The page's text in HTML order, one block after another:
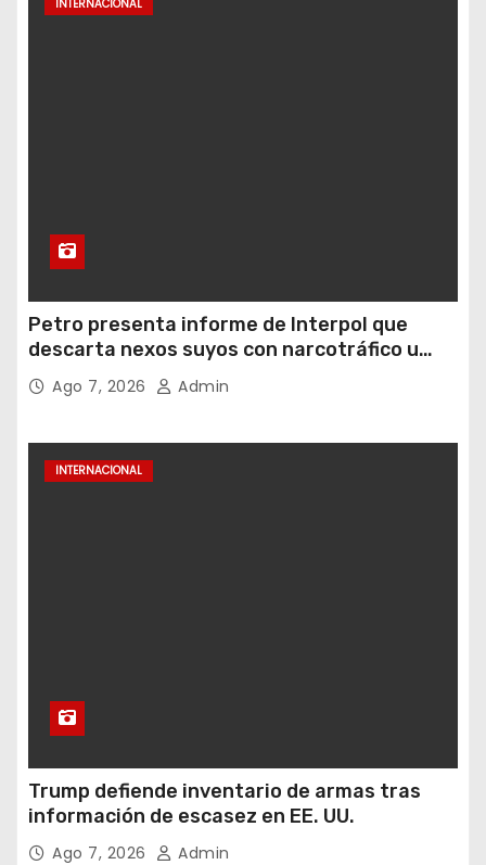
INTERNACIONAL
Petro presenta informe de Interpol que
descarta nexos suyos con narcotráfico u
otros delitos
Ago 7, 2026 Admin
INTERNACIONAL
Trump defiende inventario de armas tras
información de escasez en EE. UU.
Ago 7, 2026 Admin